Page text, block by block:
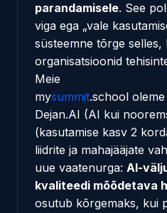
parandamisele. See
viga ega „vale
süsteemne tõrge selles,
organisatsioonid
Meie
mysummit.school
Dejan.AI (AI kui
(kasutamise kasv 2
liidrite ja mahajääjate
uue vaatenurga: AI-
kvaliteedi mõõdetava
osutub kõrgemaks, kui